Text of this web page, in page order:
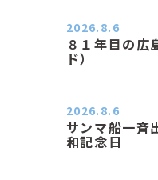
８１年目の広
ド）
2026.8.6
サンマ船一
和記念日
2026.8.6